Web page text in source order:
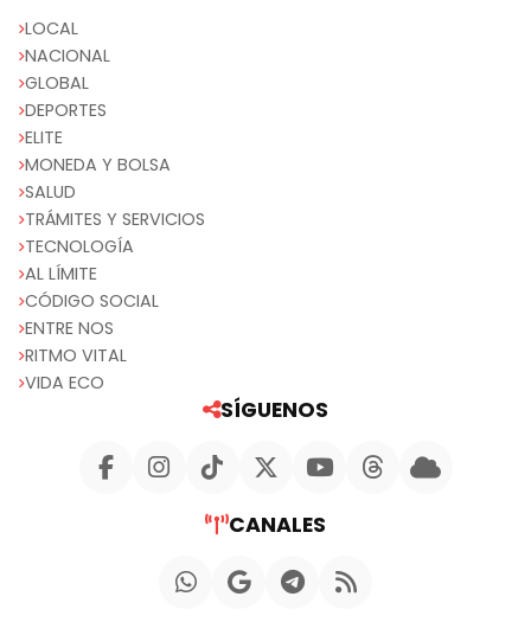
LOCAL
NACIONAL
GLOBAL
DEPORTES
ELITE
MONEDA Y BOLSA
SALUD
TRÁMITES Y SERVICIOS
TECNOLOGÍA
AL LÍMITE
CÓDIGO SOCIAL
ENTRE NOS
RITMO VITAL
VIDA ECO
SÍGUENOS
CANALES